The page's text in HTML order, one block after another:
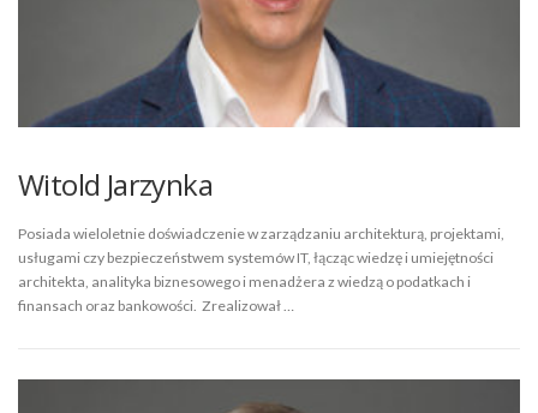
Witold Jarzynka
Posiada wieloletnie doświadczenie w zarządzaniu architekturą, projektami,
usługami czy bezpieczeństwem systemów IT, łącząc wiedzę i umiejętności
architekta, analityka biznesowego i menadżera z wiedzą o podatkach i
finansach oraz bankowości. Zrealizował …